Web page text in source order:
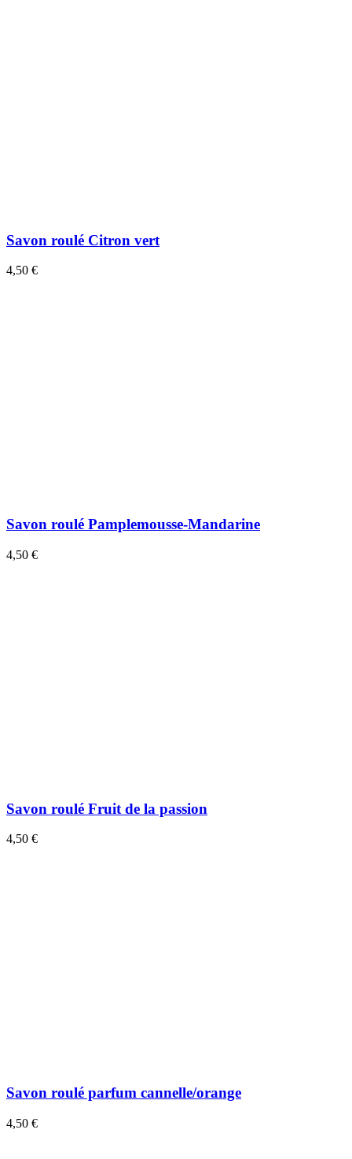
Savon roulé Citron vert
4,50 €
Savon roulé Pamplemousse-Mandarine
4,50 €
Savon roulé Fruit de la passion
4,50 €
Savon roulé parfum cannelle/orange
4,50 €